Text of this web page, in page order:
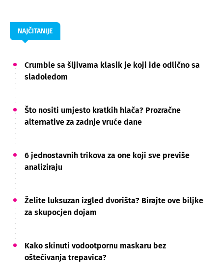
NAJČITANIJE
Crumble sa šljivama klasik je koji ide odlično sa
sladoledom
Što nositi umjesto kratkih hlača? Prozračne
alternative za zadnje vruće dane
6 jednostavnih trikova za one koji sve previše
analiziraju
Želite luksuzan izgled dvorišta? Birajte ove biljke
za skupocjen dojam
Kako skinuti vodootpornu maskaru bez
oštećivanja trepavica?